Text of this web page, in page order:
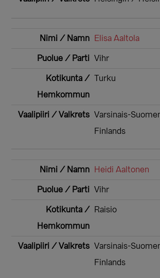
Elisa Aaltola
Vihr
Turku
Varsinais-
Finlands
Heidi Aaltonen
Vihr
Raisio
Varsinais-
Finlands